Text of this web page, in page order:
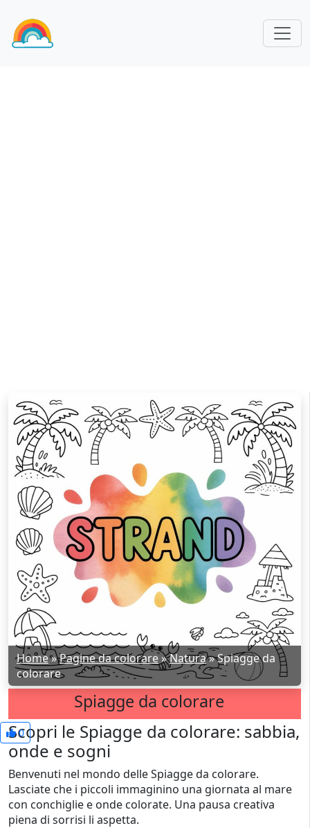
Home»Pagine da colorare»Natura»Spiagge da
colorare
Spiagge da colorare
0
Scopri le Spiagge da colorare: sabbia,
onde e sogni
Benvenuti nel mondo delle Spiagge da colorare.
Lasciate che i piccoli immaginino una giornata al mare
con conchiglie e onde colorate. Una pausa creativa
piena di sorrisi li aspetta.